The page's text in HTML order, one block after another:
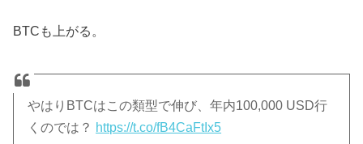
BTCも上がる。
やはりBTCはこの類型で伸び、年内100,000 USD行
くのでは？ https://t.co/fB4CaFtIx5